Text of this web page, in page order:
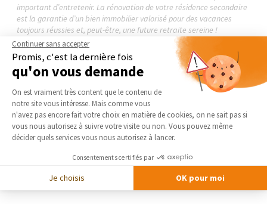
important d’entretenir. La rénovation de votre résidence secondaire
est la garantie d’un bien immobilier valorisé pour des vacances
toujours réussies et, peut-être, une future retraite sereine !
LIRE LE GUIDE THÉMATIQUE
Continuer sans accepter
Promis, c'est la dernière fois
qu'on vous demande
Plateforme de Gestion du
On est vraiment très content que le contenu de
notre site vous intéresse. Mais comme vous
n'avez pas encore fait votre choix en matière de cookies, on ne sait pas si
vous nous autorisez à suivre votre visite ou non. Vous pouvez même
décider quels services vous nous autorisez à lancer.
Consentements certifiés par
Je choisis OK pour moi
Axeptio consent